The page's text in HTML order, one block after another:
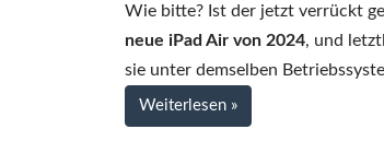
Wie bitte? Ist der jetzt verrückt
neue iPad Air von 2024, und
sie unter demselben
Weiterlesen bei
Das
»